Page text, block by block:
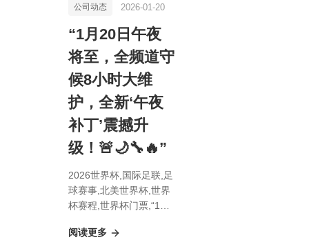
公司动态 2026-01-20
“1月20日午夜
将至，全频道守
候8小时大维
护，全新‘午夜
补丁’震撼升
级！🚨🌙🔧🔥”
2026世界杯,国际足联,足
球赛事,北美世界杯,世界
杯赛程,世界杯门票,“1月
守候8小时大维护，全
阅读更多